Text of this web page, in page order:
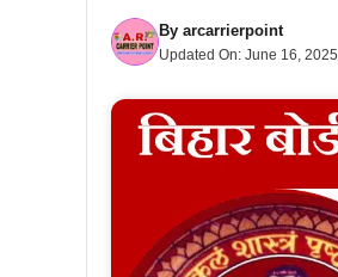
By arcarrierpoint
Updated On: June 16, 2025